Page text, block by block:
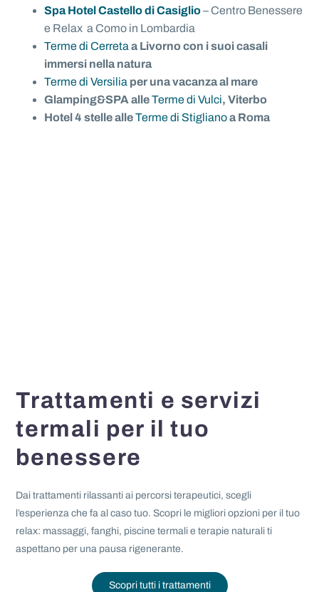
Spa Hotel Castello di Casiglio– Centro Benessere
e Relax a Como in Lombardia
Terme di Cerreta a Livorno con i suoi casali
immersi nella natura
Terme di Versilia per una vacanza al mare
Glamping&SPA alleTerme di Vulci, Viterbo
Hotel 4 stelle alleTerme di Stiglianoa Roma
Trattamenti e servizi
termali per il tuo
benessere
Dai trattamenti rilassanti ai percorsi terapeutici, scegli
l’esperienza che fa al caso tuo. Scopri le migliori opzioni per il tuo
relax: massaggi, fanghi, piscine termali e terapie naturali ti
aspettano per una pausa rigenerante.
Scopri tutti i trattamenti